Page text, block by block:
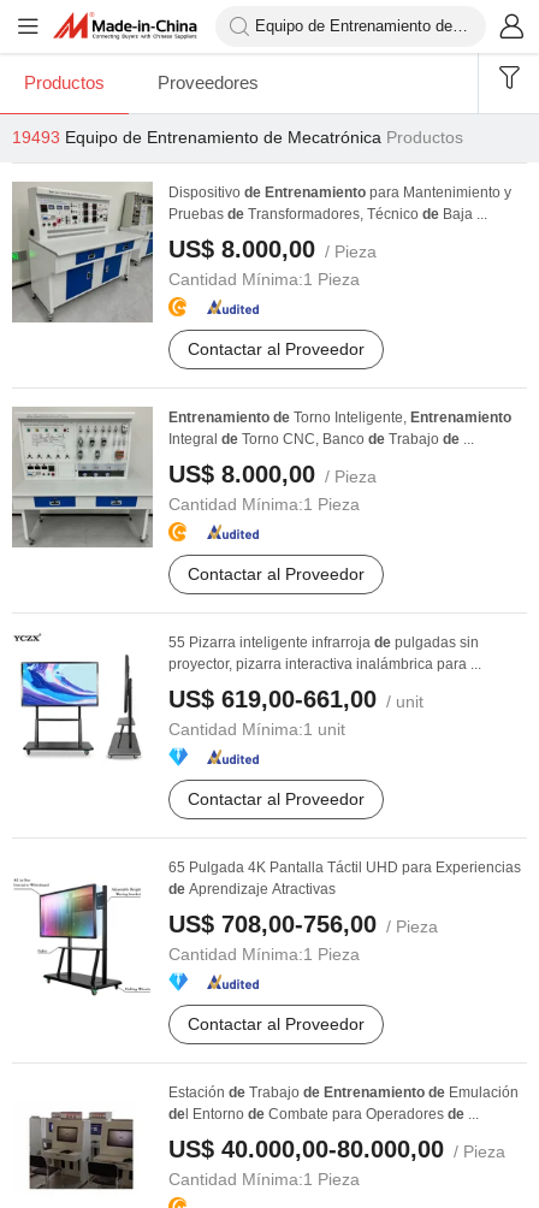
Productos Proveedores
19493 Equipo de Entrenamiento de Mecatrónica Productos
Dispositivo de Entrenamiento para Mantenimiento y
Pruebas de Transformadores, Técnico de Baja ...
US$ 8.000,00 / Pieza
Cantidad Mínima:1 Pieza
Contactar al Proveedor
Entrenamiento de Torno Inteligente, Entrenamiento
Integral de Torno CNC, Banco de Trabajo de ...
US$ 8.000,00 / Pieza
Cantidad Mínima:1 Pieza
Contactar al Proveedor
55 Pizarra inteligente infrarroja de pulgadas sin
proyector, pizarra interactiva inalámbrica para ...
US$ 619,00-661,00 / unit
Cantidad Mínima:1 unit
Contactar al Proveedor
65 Pulgada 4K Pantalla Táctil UHD para Experiencias
de Aprendizaje Atractivas
US$ 708,00-756,00 / Pieza
Cantidad Mínima:1 Pieza
Contactar al Proveedor
Estación de Trabajo de Entrenamiento de Emulación
de l Entorno de Combate para Operadores de ...
US$ 40.000,00-80.000,00 / Pieza
Cantidad Mínima:1 Pieza